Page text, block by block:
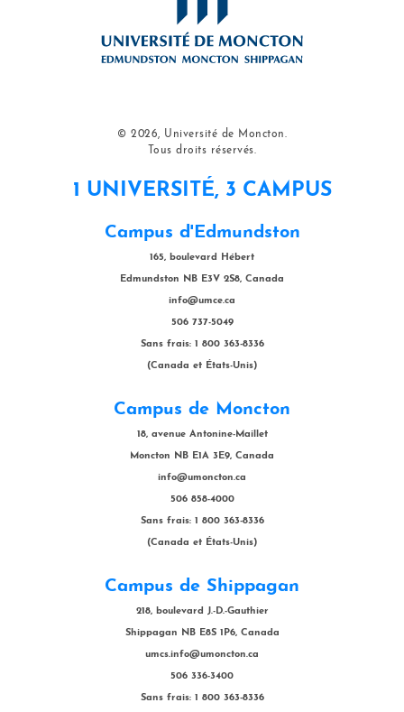
© 2026, Université de Moncton.
Tous droits réservés.
1 UNIVERSITÉ, 3 CAMPUS
Campus d'Edmundston
165, boulevard Hébert
Edmundston NB E3V 2S8, Canada
info@umce.ca
506 737-5049
Sans frais: 1 800 363-8336
(Canada et États-Unis)
Campus de Moncton
18, avenue Antonine-Maillet
Moncton NB E1A 3E9, Canada
info@umoncton.ca
506 858-4000
Sans frais: 1 800 363-8336
(Canada et États-Unis)
Campus de Shippagan
218, boulevard J.-D.-Gauthier
Shippagan NB E8S 1P6, Canada
umcs.info@umoncton.ca
506 336-3400
Sans frais: 1 800 363-8336